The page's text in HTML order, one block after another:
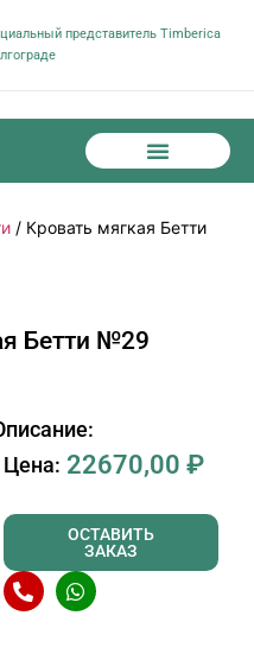
представитель Timberica
/ Кровать мягкая Бетти
Бетти №29
Цена: 22670,00 ₽
ОСТАВИТЬ
ЗАКАЗ